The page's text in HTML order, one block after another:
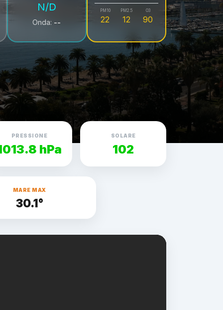
N/D
Onda: --
PM10
22
PM2.5
12
O3
90
PRESSIONE
hPa
SOLARE
102
MARE MAX
30.1°